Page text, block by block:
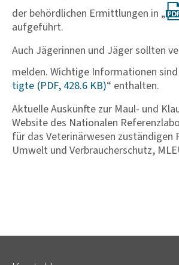
der behördlichen Ermittlungen in „
aufgeführt.
Auch Jägerinnen und Jäger sollten
melden. Wichtige Informationen sind
tigte
“ enthalten.
Aktuelle Auskünfte zur Maul- und
Website des Nationalen
für das Veterinärwesen
Umwelt und Verbraucherschutz,